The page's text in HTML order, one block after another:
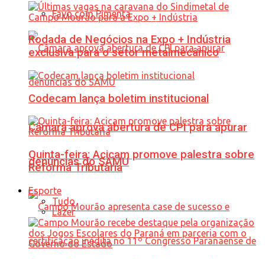
Favo com Pimenta
Câmara aprova abertura de CPI para apurar
denúncias do SAMU
Rodada de Negócios na Expo + Indústria
exclusiva para o setor metalmecânico
Codecam lança boletim institucional
Quinta-feira: Acicam promove palestra sobre
Reforma Tributária
Esporte
Tudo
Lazer